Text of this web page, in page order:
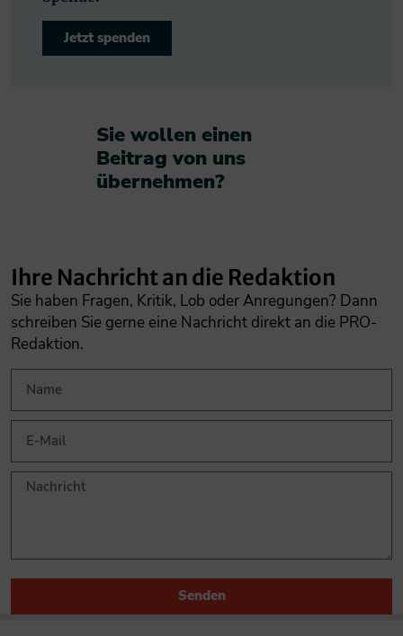
Jetzt spenden
Sie wollen einen
Beitrag von uns
übernehmen?​
Ihre Nachricht an die Redaktion
Sie haben Fragen, Kritik, Lob oder Anregungen? Dann
schreiben Sie gerne eine Nachricht direkt an die PRO-
Redaktion.
Senden